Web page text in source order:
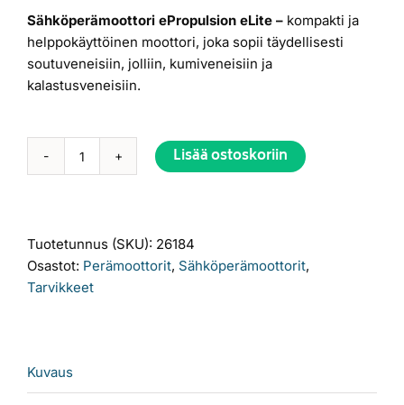
160,00 €.
Sähköperämoottori ePropulsion eLite – kompakti ja
helppokäyttöinen moottori, joka sopii täydellisesti
soutuveneisiin, jolliin, kumiveneisiin ja
kalastusveneisiin.
ePropulsion
Lisää ostoskoriin
Alternative:
Tuotetunnus (SKU): 26184
Osastot: Perämoottorit, Sähköperämoottorit,
Tarvikkeet
Kuvaus